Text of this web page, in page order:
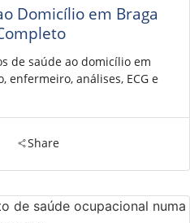
Domicílio em Braga
de saúde ao domicílio em
enfermeiro, análises, ECG e
Share